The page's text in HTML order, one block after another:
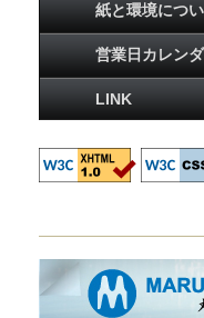
紙と環境につ
営業日カレン
LINK